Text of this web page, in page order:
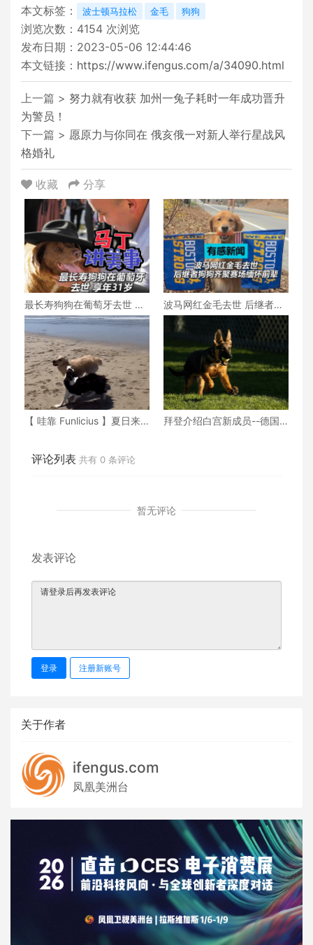
本文标签：
波士顿马拉松 金毛 狗狗
浏览次数： 4154 次浏览
发布日期：2023-05-06 12:44:46
本文链接： https://www.ifengus.com/a/34090.html
上一篇 > 努力就有收获 加州一兔子耗时一年成功晋升
为警员！
下一篇 > 愿原力与你同在 俄亥俄一对新人举行星战风
格婚礼
收藏 分享
最长寿狗狗在葡萄牙去世 享
年31岁
波马网红金毛去世 后继者狗
狗齐聚赛场缅怀前辈
【 哇靠 Funlicius 】夏日来
拜登介绍白宫新成员--德国
评论列表 共有 0 条评论
暂无评论
发表评论
登录 注册新账号
关于作者
ifengus.com
凤凰美洲台